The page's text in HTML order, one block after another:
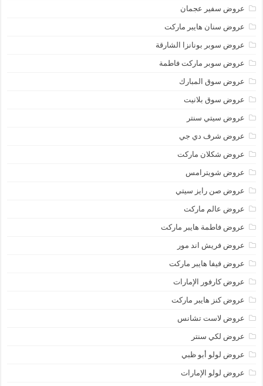
عروض سفير عجمان
عروض سنان هايبر ماركت
عروض سوبر بونانزا الشارقة
عروض سوبر ماركت فاطمة
عروض سوق المبارك
عروض سوق بلانيت
عروض سيتي سنتر
عروض شرف دي جي
عروض شكلان ماركت
عروض شويترامس
عروض صن رايز سيتي
عروض عالم ماركت
عروض فاطمة هايبر ماركت
عروض فريش اند مور
عروض فيفا هايبر ماركت
عروض كارفور الإمارات
عروض كنز هايبر ماركت
عروض لاست تشانس
عروض لكي سنتر
عروض لولو أبو ظبي
عروض لولو الإمارات